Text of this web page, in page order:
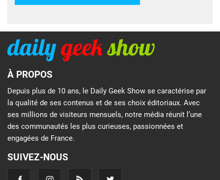
À PROPOS
Depuis plus de 10 ans, le Daily Geek Show se caractérise par
la qualité de ses contenus et de ses choix éditoriaux. Avec
ses millions de visiteurs mensuels, notre média réunit l’une
des communautés les plus curieuses, passionnées et
engagées de France.
SUIVEZ-NOUS